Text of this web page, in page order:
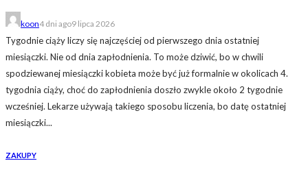
koon4 dni ago9 lipca 2026
Tygodnie ciąży liczy się najczęściej od pierwszego dnia ostatniej
miesiączki. Nie od dnia zapłodnienia. To może dziwić, bo w chwili
spodziewanej miesiączki kobieta może być już formalnie w okolicach 4.
tygodnia ciąży, choć do zapłodnienia doszło zwykle około 2 tygodnie
wcześniej. Lekarze używają takiego sposobu liczenia, bo datę ostatniej
miesiączki...
ZAKUPY